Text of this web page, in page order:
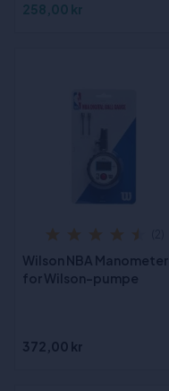
258,00 kr
Wilson NBA Manometer
for Wilson-pumpe
372,00 kr